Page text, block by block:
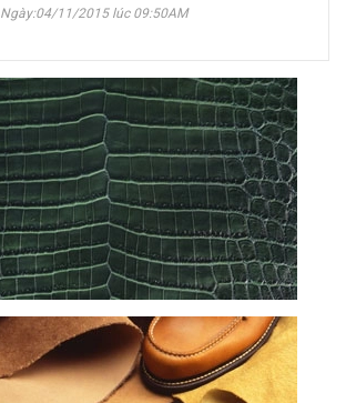
Ngày:04/11/2015 lúc 09:50AM